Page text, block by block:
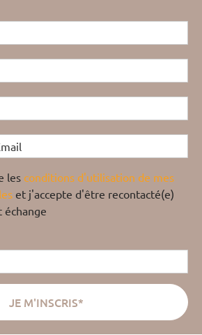
les conditions d'utilisation de mes
et j'accepte d'être recontacté(e)
échange